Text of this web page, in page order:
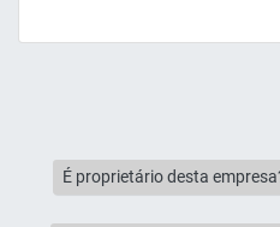
É proprietário desta